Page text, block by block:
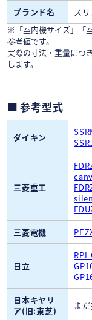
ブランド名
ス
※「室内機サイズ」「
参考値です。
実際の寸法・重量につ
します。
参考型式
ダイキン
三菱重工
三菱電機
日立
日本キヤリ
ア(旧:東芝)
ま